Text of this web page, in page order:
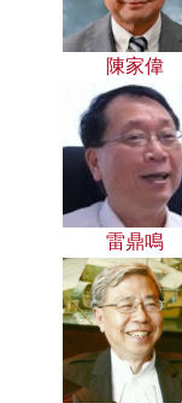
陳家偉
雷鼎鳴